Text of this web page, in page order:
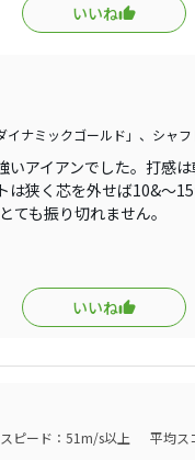
いいね
イナミックゴールド」、シャフ
アイアンでした。打感
は狭く芯を外せば10&〜
ても振り切れません。
いいね
ピード：51m/s以上 平均ス